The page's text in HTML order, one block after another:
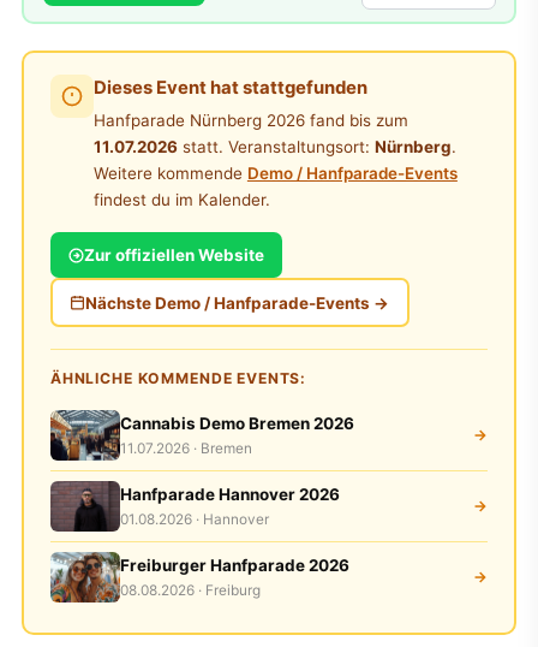
Dieses Event hat stattgefunden
Hanfparade Nürnberg 2026 fand bis zum
11.07.2026statt. Veranstaltungsort: Nürnberg.
Weitere kommende Demo / Hanfparade-Events
findest du im Kalender.
Zur offiziellen Website
Nächste Demo / Hanfparade-Events →
ÄHNLICHE KOMMENDE EVENTS:
Cannabis Demo Bremen 2026
11.07.2026 · Bremen
→
Hanfparade Hannover 2026
01.08.2026 · Hannover
→
Freiburger Hanfparade 2026
08.08.2026 · Freiburg
→